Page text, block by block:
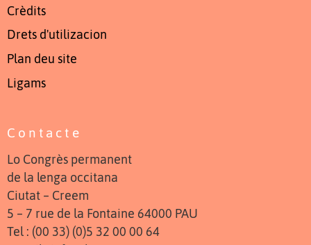
Crèdits
Drets d'utilizacion
Plan deu site
Ligams
Contacte
Lo Congrès permanent
de la lenga occitana
Ciutat – Creem
5 – 7 rue de la Fontaine 64000 PAU
Tel : (00 33) (0)5 32 00 00 64